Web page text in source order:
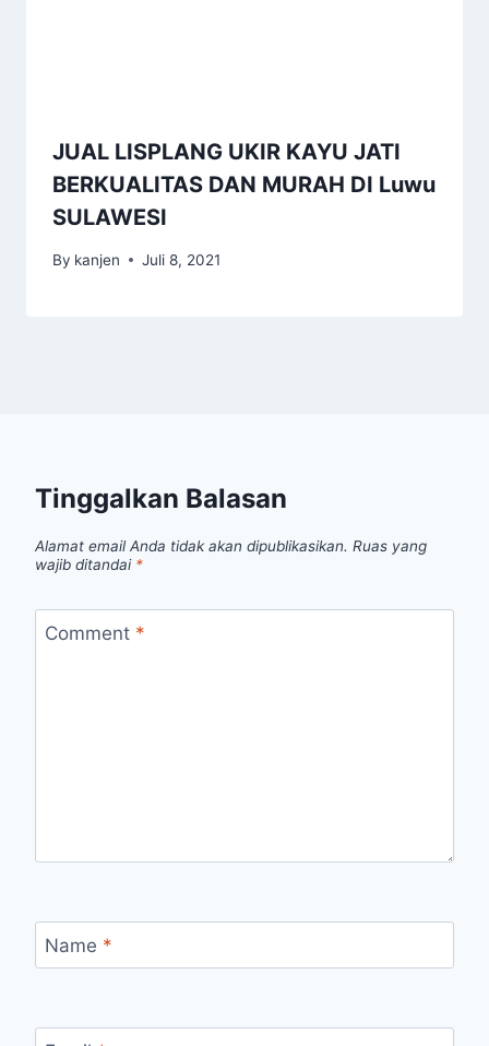
JUAL LISPLANG UKIR KAYU JATI
BERKUALITAS DAN MURAH DI Luwu
SULAWESI
By kanjen Juli 8, 2021
Tinggalkan Balasan
Alamat email Anda tidak akan dipublikasikan. Ruas yang
wajib ditandai *
Comment *
Name *